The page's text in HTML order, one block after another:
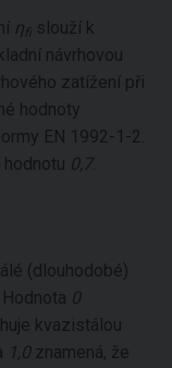
ηfi slouží k
návrhovou
zatížení při
hodnoty
EN 1992-1-2.
hodnotu 0,7.
(dlouhodobé)
0
kvazistálou
1,0znamená, že